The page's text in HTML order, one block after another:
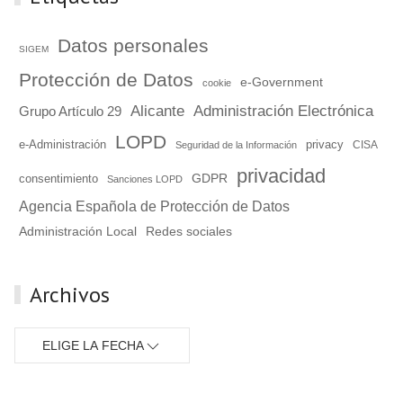
SIGEM
Datos personales
Protección de Datos
cookie e-Government
Grupo Artículo 29 Alicante Administración Electrónica
e-Administración LOPD Seguridad de la Información privacy CISA
consentimiento Sanciones LOPD GDPR privacidad
Agencia Española de Protección de Datos
Administración Local Redes sociales
Archivos
ELIGE LA FECHA